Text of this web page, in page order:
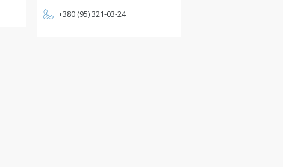
+380 (95) 321-03-24